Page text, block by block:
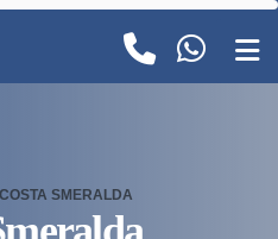
COSTA SMERALDA